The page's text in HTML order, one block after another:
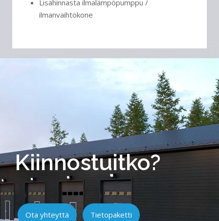
Lisähinnasta ilmalämpöpumppu /
ilmanvaihtokone
Kiinnostuitko?
Ota yhteyttä Tietopaketti